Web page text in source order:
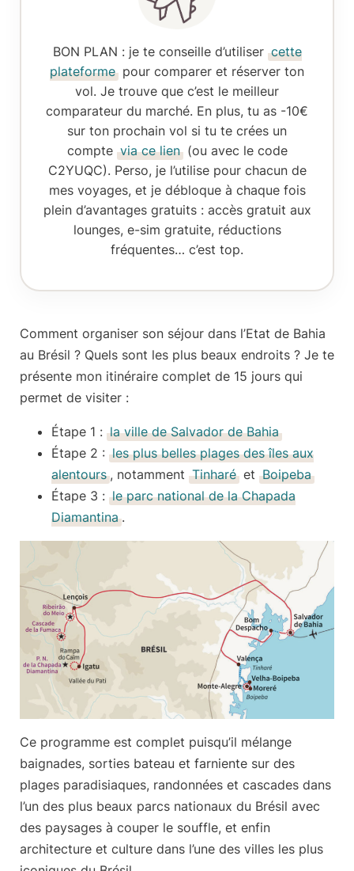
BON PLAN : je te conseille d’utiliser cette
plateforme pour comparer et réserver ton
vol. Je trouve que c’est le meilleur
comparateur du marché. En plus, tu as -10€
sur ton prochain vol si tu te crées un
compte via ce lien (ou avec le code
C2YUQC). Perso, je l’utilise pour chacun de
mes voyages, et je débloque à chaque fois
plein d’avantages gratuits : accès gratuit aux
lounges, e-sim gratuite, réductions
fréquentes… c’est top.
Comment organiser son séjour dans l’Etat de Bahia
au Brésil ? Quels sont les plus beaux endroits ? Je te
présente mon itinéraire complet de 15 jours qui
permet de visiter :
Étape 1 : la ville de Salvador de Bahia
Étape 2 : les plus belles plages des îles aux
alentours , notamment Tinharé et Boipeba
Étape 3 : le parc national de la Chapada
Diamantina .
Ce programme est complet puisqu’il mélange
baignades, sorties bateau et farniente sur des
plages paradisiaques, randonnées et cascades dans
l’un des plus beaux parcs nationaux du Brésil avec
des paysages à couper le souffle, et enfin
architecture et culture dans l’une des villes les plus